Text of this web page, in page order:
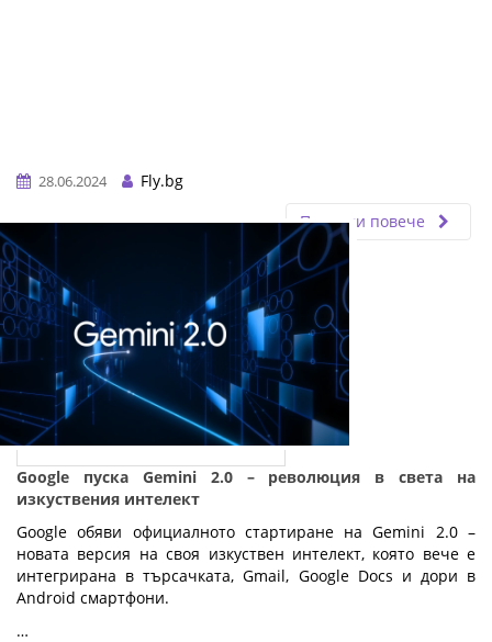
28.06.2024
Fly.bg
Прочети повече
Google пуска Gemini 2.0 – революция в света на
изкуствения интелект
Google обяви официалното стартиране на Gemini 2.0 –
новата версия на своя изкуствен интелект, която вече е
интегрирана в търсачката, Gmail, Google Docs и дори в
Android смартфони.
…